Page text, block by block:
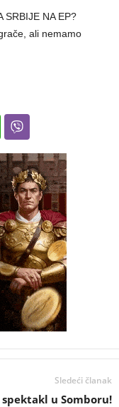
SRBIJE NA EP?
ali nemamo
Sledeći članak
spektakl u Somboru!